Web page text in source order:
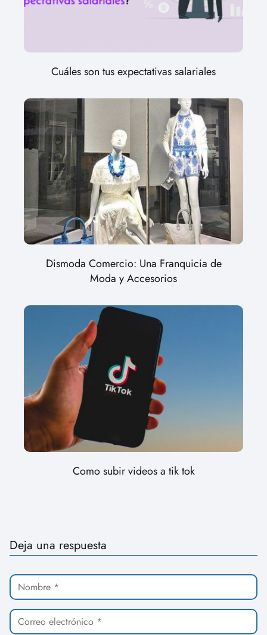
Cuáles son tus expectativas salariales
Dismoda Comercio: Una Franquicia de
Moda y Accesorios
Como subir videos a tik tok
Deja una respuesta